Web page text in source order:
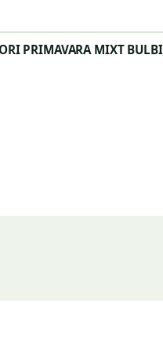
PRIMAVARA MIXT BULBI